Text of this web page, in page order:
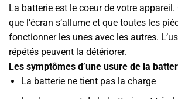
La batterie est le coeur de votre appareil.
que l’écran s’allume et que toutes les
fonctionner les unes avec les autres.
répétés peuvent la détériorer.
Les symptômes d’une usure de la
La batterie ne tient pas la charge